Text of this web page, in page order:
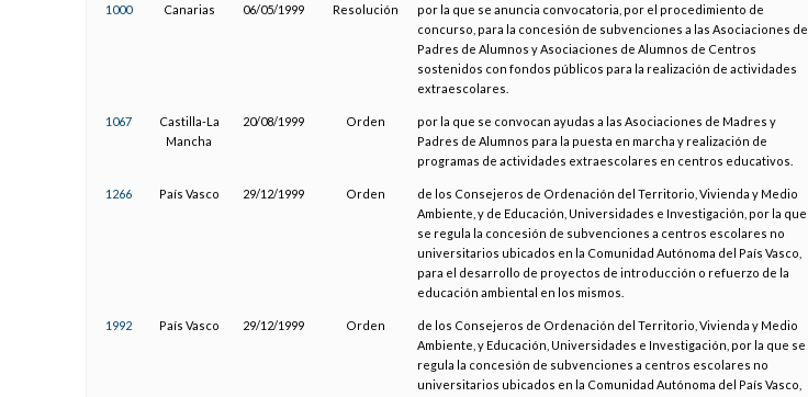
1000 Canarias 06/05/1999 Resolución
por la que se anuncia convocatoria, por el procedimiento de
concurso, para la concesión de subvenciones a las Asociaciones de
Padres de Alumnos y Asociaciones de Alumnos de Centros
sostenidos con fondos públicos para la realización de actividades
extraescolares.
1067
Castilla-La
Mancha
20/08/1999 Orden
por la que se convocan ayudas a las Asociaciones de Madres y
Padres de Alumnos para la puesta en marcha y realización de
programas de actividades extraescolares en centros educativos.
1266 País Vasco 29/12/1999 Orden
de los Consejeros de Ordenación del Territorio, Vivienda y Medio
Ambiente, y de Educación, Universidades e Investigación, por la que
se regula la concesión de subvenciones a centros escolares no
universitarios ubicados en la Comunidad Autónoma del País Vasco,
para el desarrollo de proyectos de introducción o refuerzo de la
educación ambiental en los mismos.
1992 País Vasco 29/12/1999 Orden
de los Consejeros de Ordenación del Territorio, Vivienda y Medio
Ambiente, y Educación, Universidades e Investigación, por la que se
regula la concesión de subvenciones a centros escolares no
universitarios ubicados en la Comunidad Autónoma del País Vasco,